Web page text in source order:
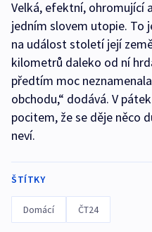
Velká, efektní, ohromující
jedním slovem utopie. To
na událost století její
kilometrů daleko od ní
předtím moc
obchodu,“ dodává. V
pocitem, že se děje něco
neví.
ŠTÍTKY
Domácí ČT24